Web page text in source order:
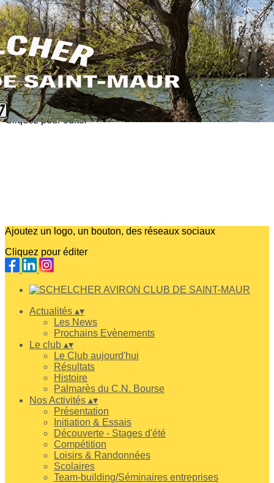
Exporter les lignes sélectionnées
Exporter toutes les colonnes
Exporter uniquement les colonnes affichées
Menu
?>
Images de la page d'accueil
Cliquez pour éditer
Ajoutez un logo, un bouton, des réseaux sociaux
Cliquez pour éditer
Actualités ▴▾
Les News
Prochains Evènements
Le club ▴▾
Le Club aujourd'hui
Résultats
Histoire
Palmarès du C.N. Bourse
Nos Activités ▴▾
Présentation
Initiation & Essais
Découverte - Stages d'été
Compétition
Loisirs & Randonnées
Scolaires
Team-building/Séminaires entreprises